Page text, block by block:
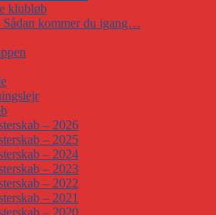
klubløb
Sådan kommer du igang…
– 2026
– 2025
– 2024
– 2023
– 2022
– 2021
– 2020